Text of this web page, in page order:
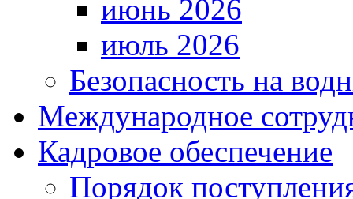
июнь 2026
июль 2026
Безопасность на
Международное
Кадровое обеспечение
Порядок